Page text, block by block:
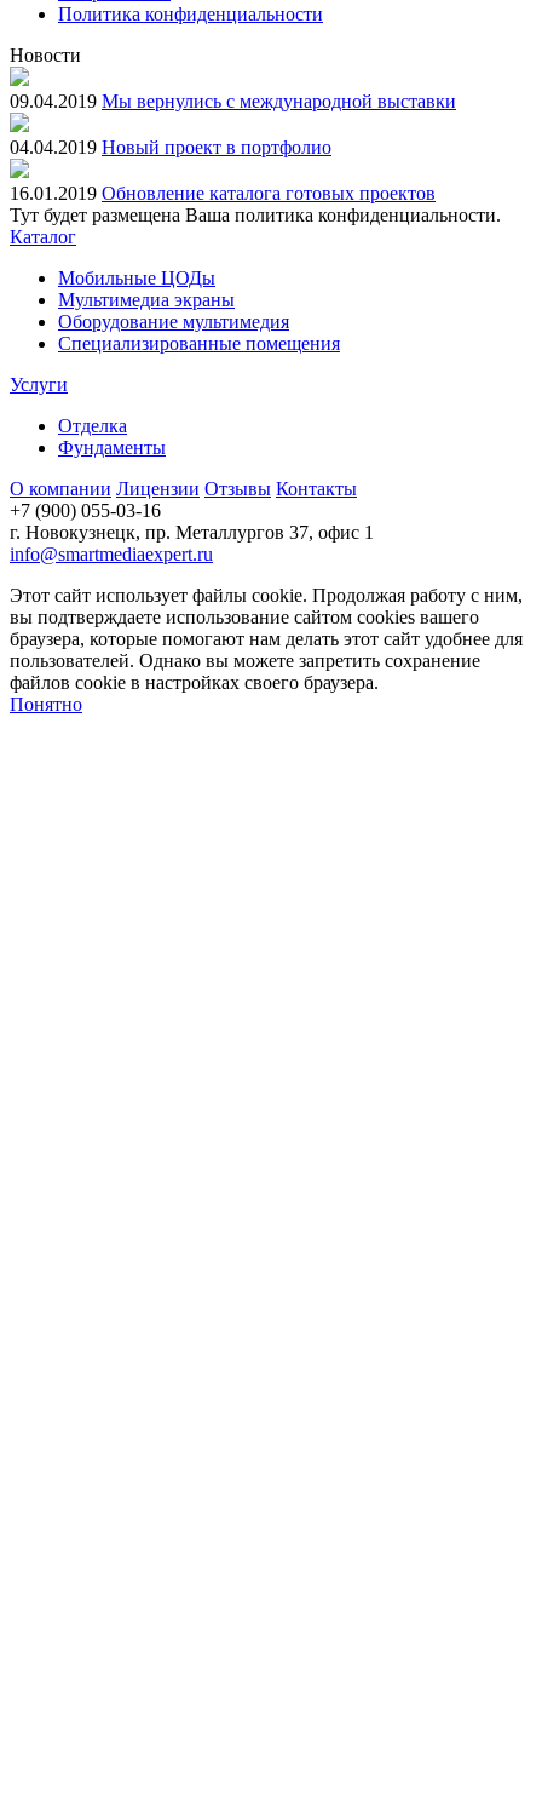
Политика конфиденциальности
Новости
09.04.2019 Мы вернулись с международной выставки
04.04.2019 Новый проект в портфолио
16.01.2019 Обновление каталога готовых проектов
Тут будет размещена Ваша политика конфиденциальности.
Каталог
Мобильные ЦОДы
Мультимедиа экраны
Оборудование мультимедия
Специализированные помещения
Услуги
Отделка
Фундаменты
О компании Лицензии Отзывы Контакты
+7 (900) 055-03-16
г. Новокузнецк, пр. Металлургов 37, офис 1
info@smartmediaexpert.ru
Этот сайт использует файлы cookie. Продолжая работу с ним,
вы подтверждаете использование сайтом cookies вашего
браузера, которые помогают нам делать этот сайт удобнее для
пользователей. Однако вы можете запретить сохранение
файлов cookie в настройках своего браузера.
Понятно